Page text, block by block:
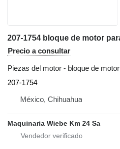
Precio a consultar
Piezas del motor - bloque de motor
207-1754
México, Chihuahua
Maquinaria Wiebe Km 24 Sa